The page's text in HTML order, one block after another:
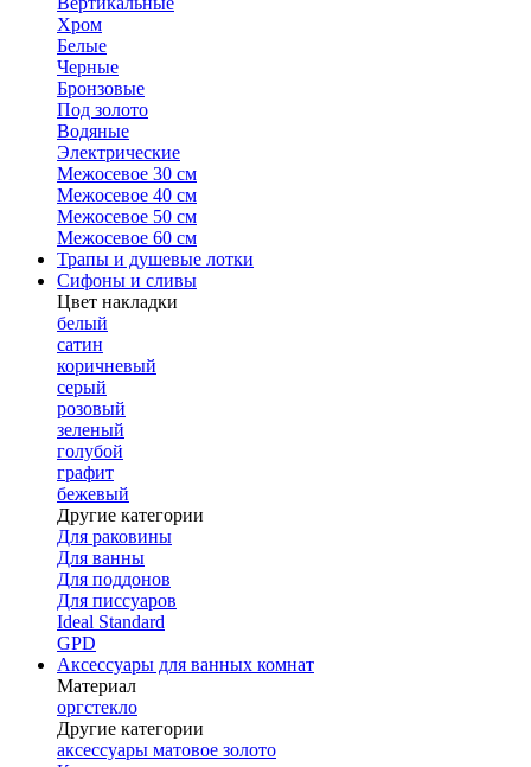
Хром
Белые
Черные
Бронзовые
Под золото
Водяные
Электрические
Межосевое 30 см
Межосевое 40 см
Межосевое 50 см
Межосевое 60 см
Трапы и душевые лотки
Сифоны и сливы
Цвет накладки
белый
сатин
коричневый
серый
розовый
зеленый
голубой
графит
бежевый
Другие категории
Для раковины
Для ванны
Для поддонов
Для писсуаров
Ideal Standard
GPD
Аксессуары для ванных комнат
Материал
оргстекло
Другие категории
аксессуары матовое золото